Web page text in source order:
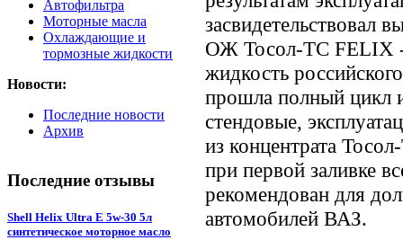
Автофильтра
Моторные масла
Охлаждающие и
тормозные жидкости
Новости:
Последние новости
Архив
Последние отзывы
Shell Helix Ultra E 5w-30 5л
синтетическое моторное масло
засвидетельствовал
ОЖ Тосол-ТС FELIX -
жидкость
прошла полный цикл
стендовые,
из концентрата
при первой заливке
рекомендован для
автомобилей ВАЗ.